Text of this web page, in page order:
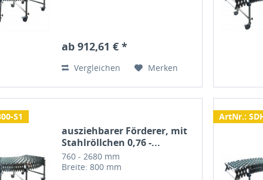
ab 912,61 € *
Vergleichen Merken
S1
ausziehbarer Förderer, mit
Stahlröllchen 0,76 -...
760 - 2680 mm
Breite: 800 mm
ArtNr.: